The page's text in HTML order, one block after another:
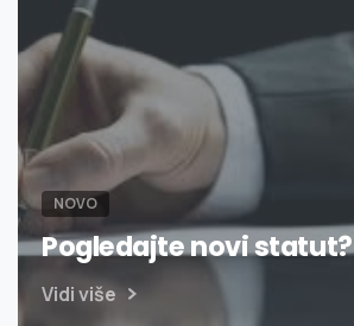
NOVO
Pogledajte novi statut?
Vidi više